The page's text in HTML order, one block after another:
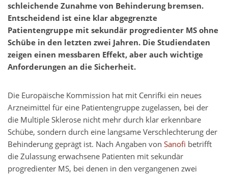
schleichende Zunahme von Behinderung bremsen.
Entscheidend ist eine klar abgegrenzte
Patientengruppe mit sekundär progredienter MS ohne
Schübe in den letzten zwei Jahren. Die Studiendaten
zeigen einen messbaren Effekt, aber auch wichtige
Anforderungen an die Sicherheit.
Die Europäische Kommission hat mit Cenrifki ein neues
Arzneimittel für eine Patientengruppe zugelassen, bei der
die Multiple Sklerose nicht mehr durch klar erkennbare
Schübe, sondern durch eine langsame Verschlechterung der
Behinderung geprägt ist. Nach Angaben von Sanofi betrifft
die Zulassung erwachsene Patienten mit sekundär
progredienter MS, bei denen in den vergangenen zwei